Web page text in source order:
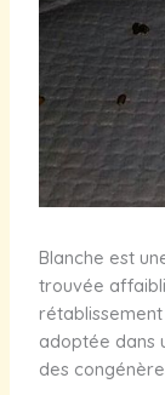
Blanche est
trouvée
adoptée dans
des